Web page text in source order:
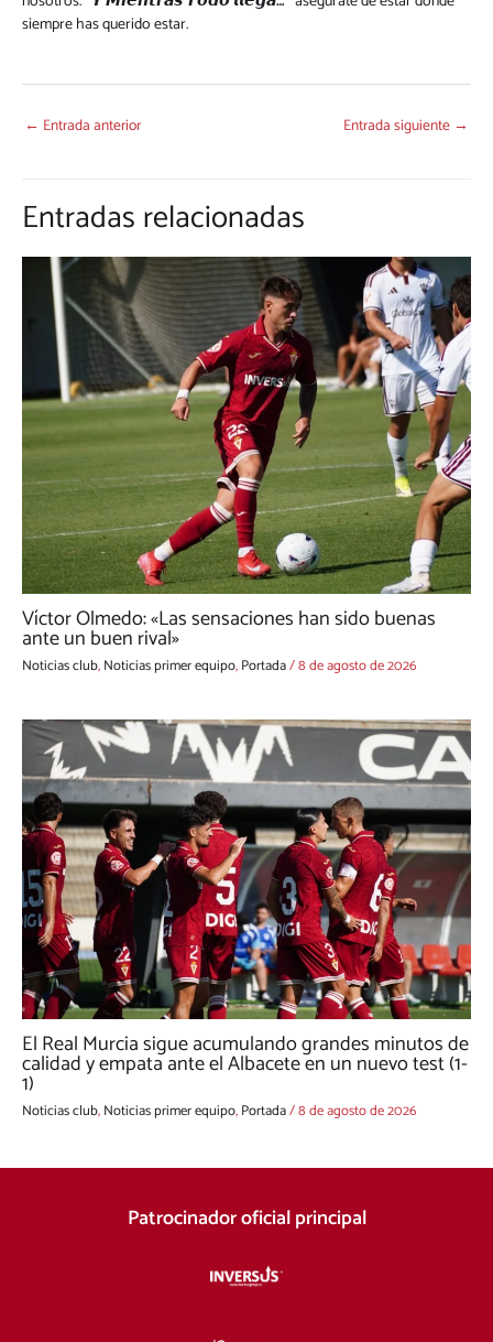
siempre has querido estar.
← Entrada anterior Entrada siguiente →
Entradas relacionadas
Víctor Olmedo: «Las sensaciones han sido buenas
ante un buen rival»
Noticias club,Noticias primer equipo,Portada/8 de agosto de 2026
El Real Murcia sigue acumulando grandes minutos de
calidad y empata ante el Albacete en un nuevo test (1-
1)
Noticias club,Noticias primer equipo,Portada/8 de agosto de 2026
Patrocinador oficial principal